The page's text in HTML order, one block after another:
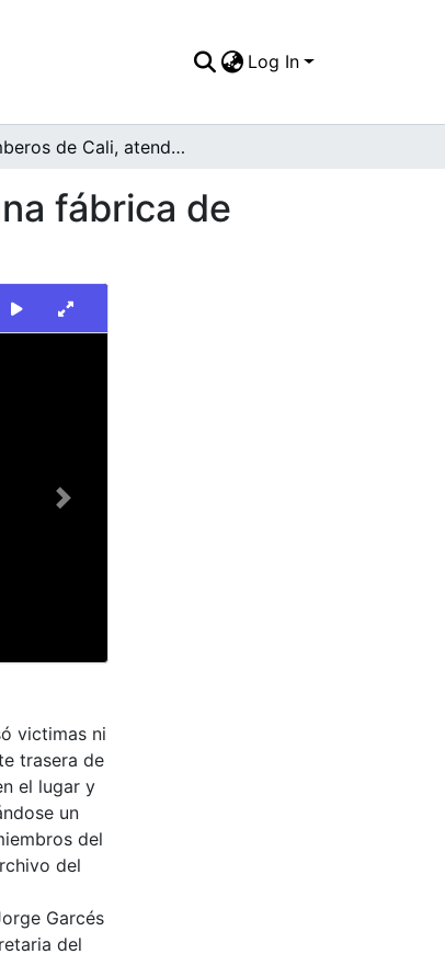
Log In
Bomberos de Cali, atendiendo incendio cercano a una fábrica de vidrios
fábrica de
Next
victimas ni
trasera de
el lugar y
un
del
del
Garcés
del